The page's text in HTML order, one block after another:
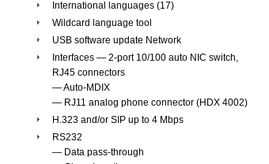
International languages (17)
Wildcard language tool
USB software update Network
Interfaces — 2-port 10/100 auto NIC switch,
RJ45 connectors
— Auto-MDIX
— RJ11 analog phone connector (HDX 4002)
H.323 and/or SIP up to 4 Mbps
RS232
— Data pass-through